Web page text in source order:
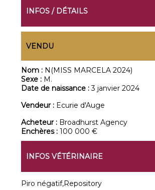
INFOS / DÉTAILS
VENDU
Nom : N(MISS MARCELA 2024)
Sexe : M.
Date de naissance :3 janvier 2024
Vendeur : Ecurie d'Auge
Acheteur : Broadhurst Agency
Enchères :100 000 €
INFOS VÉTÉRINAIRE
Piro négatif,Repository